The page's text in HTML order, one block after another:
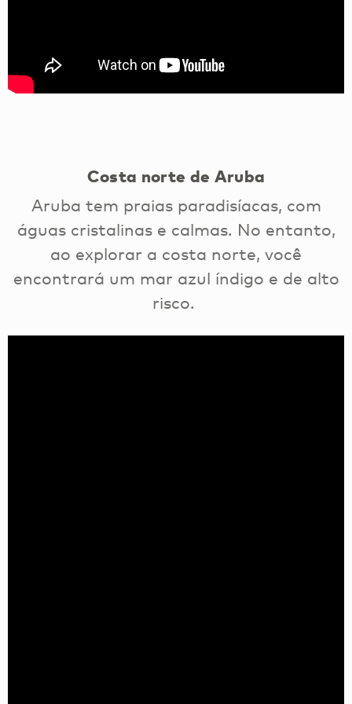
Costa norte de Aruba
Aruba tem praias paradisíacas, com
águas cristalinas e calmas. No entanto,
ao explorar a costa norte, você
encontrará um mar azul índigo e de alto
risco.